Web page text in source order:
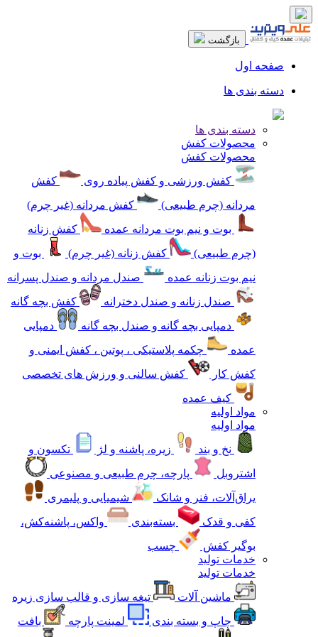
بازگشت
صفحه اول
دسته بندی ها
دسته بندی ها
محصولات کفش
محصولات کفش
کفش ورزشی و کفش پیاده روی
کفش
مردانه (چرم طبیعی)
کفش مردانه (غیر چرم)
بوت و نیم بوت مردانه عمده
کفش زنانه
(چرم طبیعی)
کفش زنانه (غیر چرم)
بوت و
نیم بوت زنانه عمده
صندل مردانه و صندل پسرانه
صندل زنانه و صندل دخترانه
کفش بچه گانه
دمپایی بچه گانه و صندل بچه گانه
دمپایی
عمده
چکمه پلاستیکی ، پوتین ، کفش ایمنی و
کفش کار
کفش سالنی و ورزش های تخصصی
کیف عمده
مواد اولیه
مواد اولیه
نخ و بند
زیره، پاشنه و لژ
تکسون و
اشتروبل
پارچه، چرم طبیعی و مصنوعی
یراق‌آلات، فنر و شانک
شیمیایی و پلیمری
کفی و قدک
بسته‌بندی
واکس، پاشنه‌کش،
بوگیر کفش
چسب
خدمات تولید
خدمات تولید
ماشین آلات
تیغه سازی و قالب سازی زیره
چاپ و بسته بندی
لمینت پارچه
بافت